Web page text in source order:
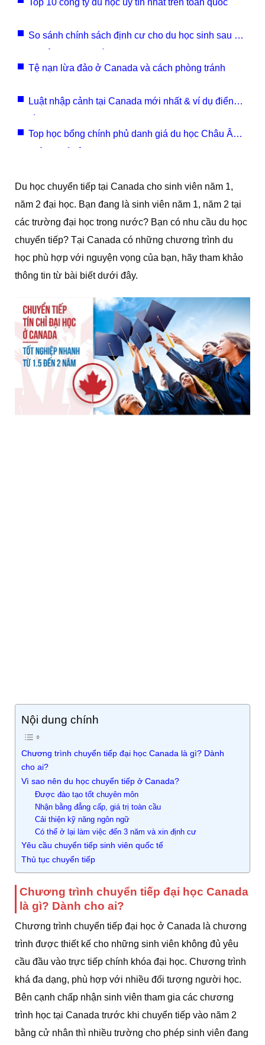
Top 10 công ty du học uy tín nhất trên toàn quốc
So sánh chính sách định cư cho du học sinh sau tốt
Tệ nạn lừa đảo ở Canada và cách phòng tránh
Luật nhập cảnh tại Canada mới nhất & ví dụ điển
Top học bổng chính phủ danh giá du học Châu Âu
Du học chuyển tiếp tại Canada cho sinh viên năm 1,
năm 2 đại học. Bạn đang là sinh viên năm 1, năm 2 tại
các trường đại học trong nước? Bạn có nhu cầu du học
chuyển tiếp? Tại Canada có những chương trình du
học phù hợp với nguyện vọng của bạn, hãy tham khảo
thông tin từ bài biết dưới đây.
Nội dung chính
Chương trình chuyển tiếp đại học Canada là gì? Dành
cho ai?
Vì sao nên du học chuyển tiếp ở Canada?
Được đào tạo tốt chuyên môn
Nhận bằng đẳng cấp, giá trị toàn cầu
Cải thiện kỹ năng ngôn ngữ
Có thể ở lại làm việc đến 3 năm và xin định cư
Yêu cầu chuyển tiếp sinh viên quốc tế
Thủ tục chuyển tiếp
Chương trình chuyển tiếp đại học Canada
là gì? Dành cho ai?
Chương trình chuyển tiếp đại học ở Canada là chương
trình được thiết kế cho những sinh viên không đủ yêu
cầu đầu vào trực tiếp chính khóa đại học. Chương trình
khá đa dạng, phù hợp với nhiều đối tượng người học.
Bên cạnh chấp nhận sinh viên tham gia các chương
trình học tại Canada trước khi chuyển tiếp vào năm 2
bằng cử nhân thì nhiều trường cho phép sinh viên đang